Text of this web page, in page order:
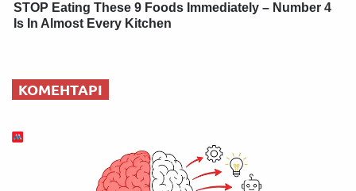
STOP Eating These 9 Foods Immediately – Number 4
Is In Almost Every Kitchen
КОМЕНТАРІ